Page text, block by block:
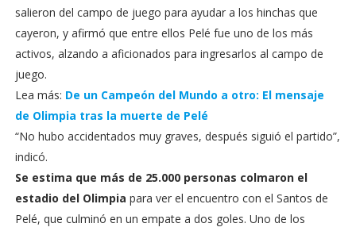
salieron del campo de juego para ayudar a los hinchas que
cayeron, y afirmó que entre ellos Pelé fue uno de los más
activos, alzando a aficionados para ingresarlos al campo de
juego.
Lea más: De un Campeón del Mundo a otro: El mensaje
de Olimpia tras la muerte de Pelé
“No hubo accidentados muy graves, después siguió el partido”,
indicó.
Se estima que más de 25.000 personas colmaron el
estadio del Olimpia para ver el encuentro con el Santos de
Pelé, que culminó en un empate a dos goles. Uno de los